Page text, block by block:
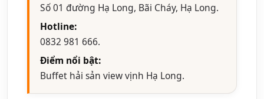
Số 01 đường Hạ Long, Bãi Cháy, Hạ Long.
Hotline:
0832 981 666.
Điểm nổi bật:
Buffet hải sản view vịnh Hạ Long.